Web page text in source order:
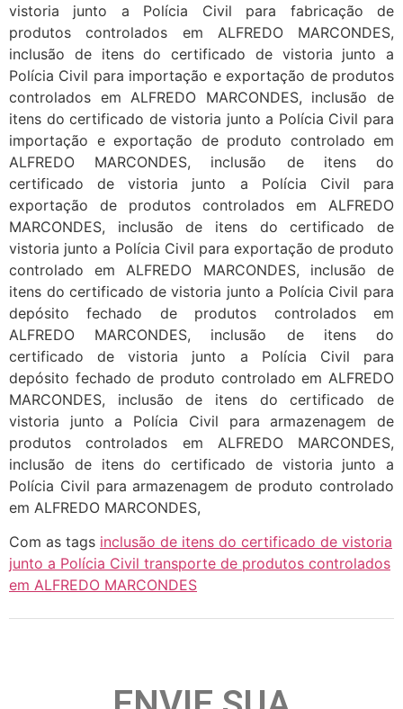
Com as tags inclusão de itens do certificado de vistoria
junto a Polícia Civil transporte de produtos controlados
em ALFREDO MARCONDES